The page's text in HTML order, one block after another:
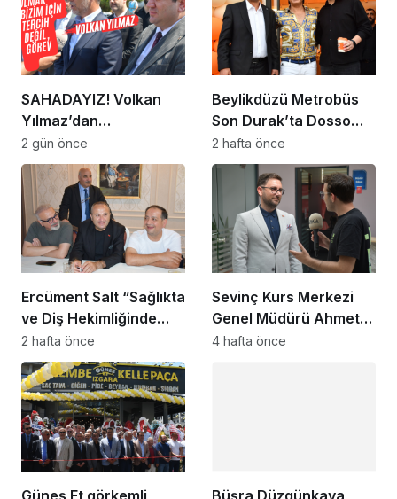
SAHADAYIZ! Volkan
Yılmaz’dan
Beylikdüzü’nde Dikkat
Çeken Mesaj
2 gün önce
Beylikdüzü Metrobüs
Son Durak’ta Dosso
Dossi Coffee coşkusu
2 hafta önce
Ercüment Salt “Sağlıkta
ve Diş Hekimliğinde
Dünya Çok Önemli
Noktaya Geldi”
2 hafta önce
Sevinç Kurs Merkezi
Genel Müdürü Ahmet
Zeyrekmişoğlu
4 hafta önce
Güneş Et görkemli Büşra Düzgünkaya